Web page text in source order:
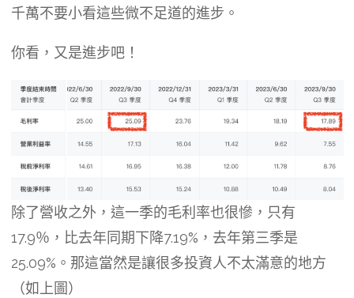
千萬不要小看這些微不足道的進步。
你看，又是進步吧！
除了營收之外，這一季的毛利率也很慘，只有
17.9％，比去年同期下降7.19%，去年第三季是
25.09%。那這當然是讓很多投資人不太滿意的地方
（如上圖）